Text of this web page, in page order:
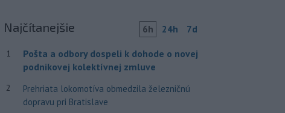
Najčítanejšie 6h 24h 7d
1
Pošta a odbory dospeli k dohode o novej
podnikovej kolektívnej zmluve
2
Prehriata lokomotíva obmedzila železničnú
dopravu pri Bratislave